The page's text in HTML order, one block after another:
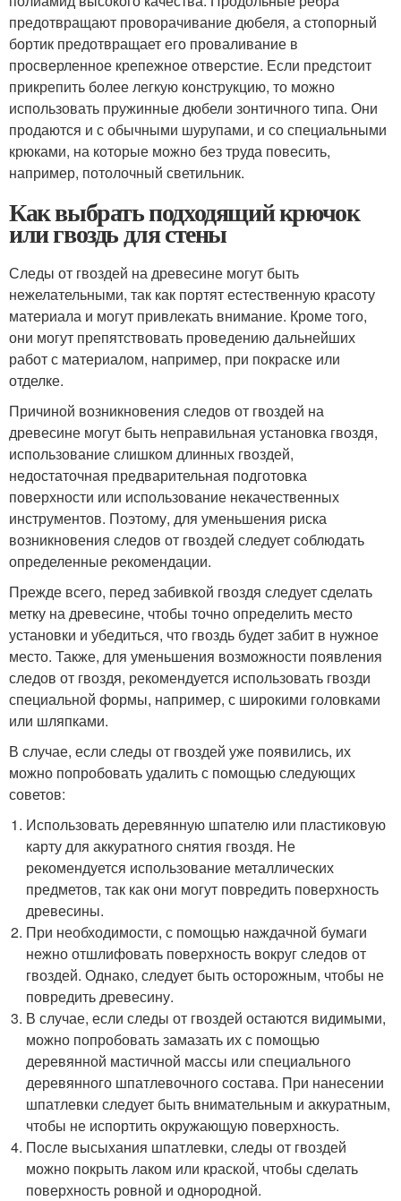
предотвращают проворачивание дюбеля, а стопорный
бортик предотвращает его проваливание в
просверленное крепежное отверстие. Если предстоит
прикрепить более легкую конструкцию, то можно
использовать пружинные дюбели зонтичного типа. Они
продаются и с обычными шурупами, и со специальными
крюками, на которые можно без труда повесить,
например, потолочный светильник.
Как выбрать подходящий крючок
или гвоздь для стены
Следы от гвоздей на древесине могут быть
нежелательными, так как портят естественную красоту
материала и могут привлекать внимание. Кроме того,
они могут препятствовать проведению дальнейших
работ с материалом, например, при покраске или
отделке.
Причиной возникновения следов от гвоздей на
древесине могут быть неправильная установка гвоздя,
использование слишком длинных гвоздей,
недостаточная предварительная подготовка
поверхности или использование некачественных
инструментов. Поэтому, для уменьшения риска
возникновения следов от гвоздей следует соблюдать
определенные рекомендации.
Прежде всего, перед забивкой гвоздя следует сделать
метку на древесине, чтобы точно определить место
установки и убедиться, что гвоздь будет забит в нужное
место. Также, для уменьшения возможности появления
следов от гвоздя, рекомендуется использовать гвозди
специальной формы, например, с широкими головками
или шляпками.
В случае, если следы от гвоздей уже появились, их
можно попробовать удалить с помощью следующих
советов:
Использовать деревянную шпателю или пластиковую
карту для аккуратного снятия гвоздя. Не
рекомендуется использование металлических
предметов, так как они могут повредить поверхность
древесины.
При необходимости, с помощью наждачной бумаги
нежно отшлифовать поверхность вокруг следов от
гвоздей. Однако, следует быть осторожным, чтобы не
повредить древесину.
В случае, если следы от гвоздей остаются видимыми,
можно попробовать замазать их с помощью
деревянной мастичной массы или специального
деревянного шпатлевочного состава. При нанесении
шпатлевки следует быть внимательным и аккуратным,
чтобы не испортить окружающую поверхность.
После высыхания шпатлевки, следы от гвоздей
можно покрыть лаком или краской, чтобы сделать
поверхность ровной и однородной.